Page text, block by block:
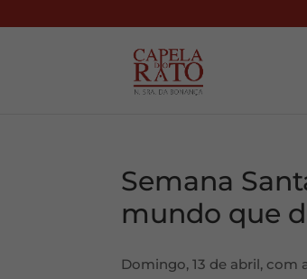
Semana
mundo que
Domingo, 13 de abril, com